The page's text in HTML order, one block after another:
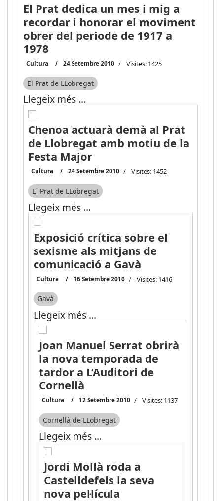
El Prat dedica un mes i mig a
recordar i honorar el moviment
obrer del periode de 1917 a
1978
Cultura 24 Setembre 2010 Visites: 1425
El Prat de LLobregat
Llegeix més …
Chenoa actuarà demà al Prat
de Llobregat amb motiu de la
Festa Major
Cultura 24 Setembre 2010 Visites: 1452
El Prat de LLobregat
Llegeix més …
Exposició crítica sobre el
sexisme als mitjans de
comunicació a Gavà
Cultura 16 Setembre 2010 Visites: 1416
Gavà
Llegeix més …
Joan Manuel Serrat obrirà
la nova temporada de
tardor a L’Auditori de
Cornellà
Cultura 12 Setembre 2010 Visites: 1137
Cornellà de LLobregat
Llegeix més …
Jordi Mollà roda a
Castelldefels la seva
nova pel·lícula